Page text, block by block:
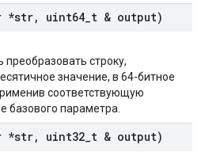
*str, uint64 t & output)
преобразовать строку,
значение, в 64-битное
соответствующую
базового параметра.
*str, uint32 t & output)